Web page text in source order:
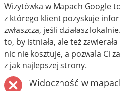
Wizytówka w Mapach Google
z którego klient pozyskuje
zwłaszcza, jeśli działasz
to, by istniała, ale też
nic nie kosztuje, a pozwala Ci
z jak najlepszej strony.
Widoczność w